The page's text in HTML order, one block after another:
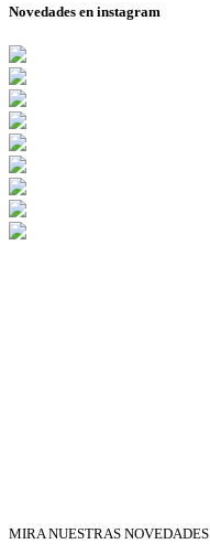
Novedades en instagram
MIRA NUESTRAS NOVEDADES